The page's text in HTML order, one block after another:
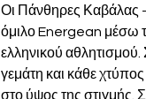
Οι Πάνθηρες Καβάλας
όμιλο Energean μέσω
ελληνικού
γεμάτη και κάθε
στο ύψος της στιγμής.